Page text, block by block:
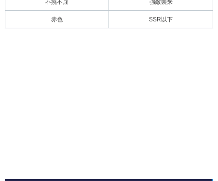
不撓不屈 強敵襲来
赤色 SSR以下